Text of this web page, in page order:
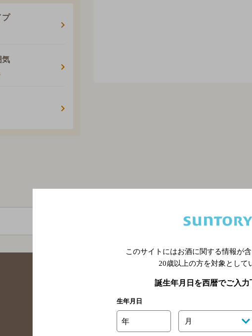
プ
気
関連ページ
このサイトにはお酒に関する情報が含
20歳以上の方を対象として
誕生年月日を西暦でご入力
生年月日
年 月